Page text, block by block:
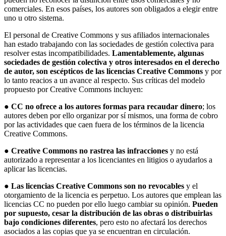
comerciales. En esos países, los autores son obligados a elegir entre
uno u otro sistema.
El personal de Creative Commons y sus afiliados internacionales
han estado trabajando con las sociedades de gestión colectiva para
resolver estas incompatibilidades. Lamentablemente, algunas
sociedades de gestión colectiva y otros interesados en el derecho
de autor, son escépticos de las licencias Creative Commons y por
lo tanto reacios a un avance al respecto. Sus críticas del modelo
propuesto por Creative Commons incluyen:
● CC no ofrece a los autores formas para recaudar dinero; los
autores deben por ello organizar por sí mismos, una forma de cobro
por las actividades que caen fuera de los términos de la licencia
Creative Commons.
● Creative Commons no rastrea las infracciones y no está
autorizado a representar a los licenciantes en litigios o ayudarlos a
aplicar las licencias.
● Las licencias Creative Commons son no revocables y el
otorgamiento de la licencia es perpetuo. Los autores que emplean las
licencias CC no pueden por ello luego cambiar su opinión. Pueden
por supuesto, cesar la distribución de las obras o distribuirlas
bajo condiciones diferentes, pero esto no afectará los derechos
asociados a las copias que ya se encuentran en circulación.